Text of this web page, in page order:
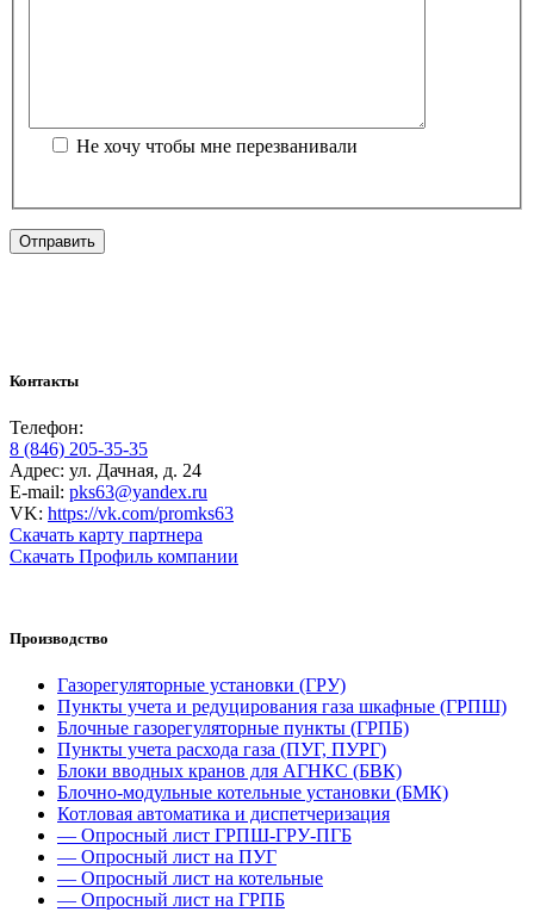
Не хочу чтобы мне перезванивали
Контакты
Телефон:
8 (846) 205-35-35
Адрес: ул. Дачная, д. 24
E-mail: pks63@yandex.ru
VK: https://vk.com/promks63
Скачать карту партнера
Скачать Профиль компании
Производство
Газорегуляторные установки (ГРУ)
Пункты учета и редуцирования газа шкафные (ГРПШ)
Блочные газорегуляторные пункты (ГРПБ)
Пункты учета расхода газа (ПУГ, ПУРГ)
Блоки вводных кранов для АГНКС (БВК)
Блочно-модульные котельные установки (БМК)
Котловая автоматика и диспетчеризация
— Опросный лист ГРПШ-ГРУ-ПГБ
— Опросный лист на ПУГ
— Опросный лист на котельные
— Опросный лист на ГРПБ